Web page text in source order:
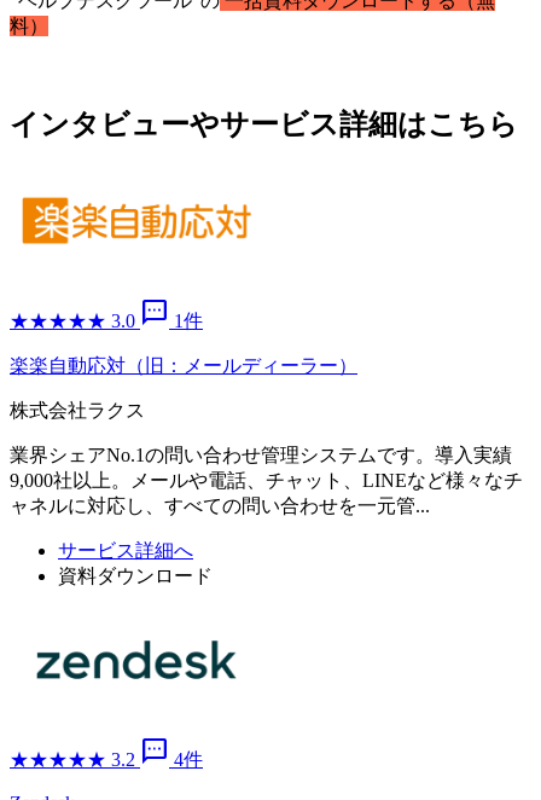
料）
インタビューやサービス詳細はこちら
★★★★★ 3.0 sms 1件
楽楽自動応対（旧：メールディーラー）
株式会社ラクス
業界シェアNo.1の問い合わせ管理システムです。導入実績
9,000社以上。メールや電話、チャット、LINEなど様々なチ
ャネルに対応し、すべての問い合わせを一元管...
サービス詳細へ
資料ダウンロード
★★★★★ 3.2 sms 4件